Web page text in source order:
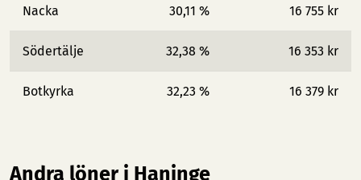
Nacka 30,11 % 16 755 kr
Södertälje 32,38 % 16 353 kr
Botkyrka 32,23 % 16 379 kr
Andra löner i Haninge